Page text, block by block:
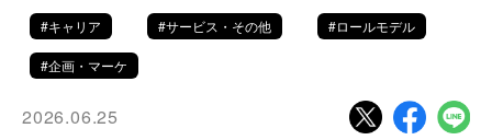
#キャリア #サービス・その他 #ロールモデル
#企画・マーケ
2026.06.25